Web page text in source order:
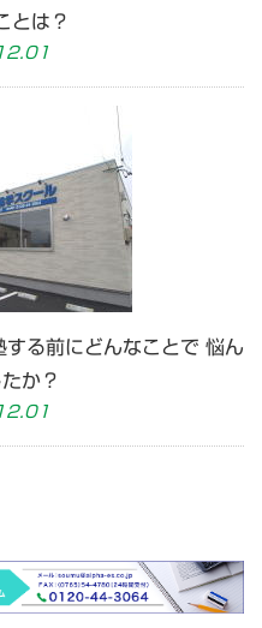
とは？
する前にどんなことで 悩ん
か？